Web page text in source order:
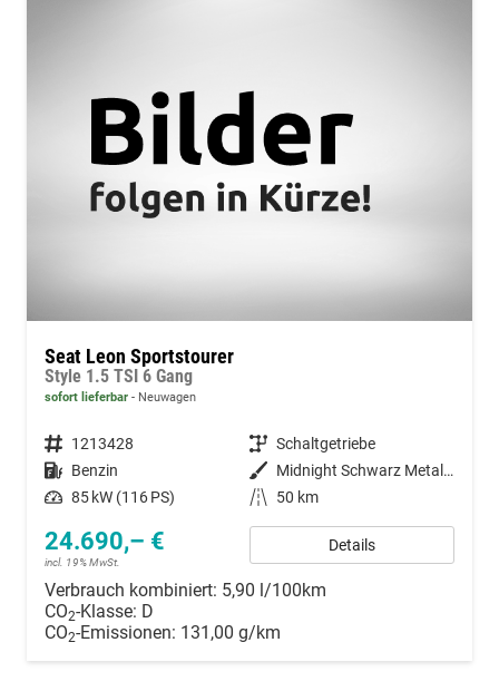
Seat Leon Sportstourer
Style 1.5 TSI 6 Gang
sofort lieferbar Neuwagen
Fahrzeugnummer 1213428 Getriebe Schaltgetriebe
Kraftstoff Benzin Außenfarbe
Midnight Schwarz Metallic
Leistung 85 kW (116 PS) Kilometerstand 50 km
24.690,– €
incl. 19% MwSt.
Details
Verbrauch kombiniert: 5,90 l/100km
CO2-Klasse: D
CO2-Emissionen: 131,00 g/km